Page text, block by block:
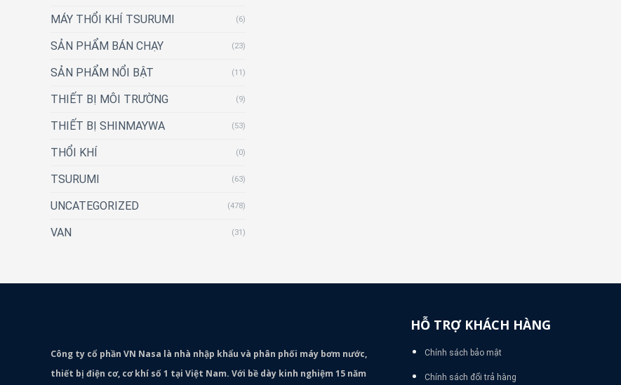
MÁY THỔI KHÍ TSURUMI (6)
SẢN PHẨM BÁN CHẠY (23)
SẢN PHẨM NỔI BẬT (11)
THIẾT BỊ MÔI TRƯỜNG (9)
THIẾT BỊ SHINMAYWA (53)
THỔI KHÍ (0)
TSURUMI (63)
UNCATEGORIZED (478)
VAN (31)
Công ty cổ phần VN Nasa là nhà nhập khẩu và phân phối máy bơm nước,
thiết bị điện cơ, cơ khí số 1 tại Việt Nam. Với bề dày kinh nghiệm 15 năm
HỖ TRỢ KHÁCH HÀNG
Chính sách bảo mật
Chính sách đổi trả hàng